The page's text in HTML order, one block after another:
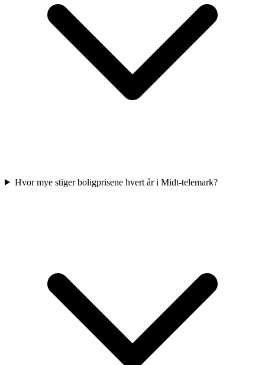
Hvor mye stiger boligprisene hvert år i Midt-telemark?